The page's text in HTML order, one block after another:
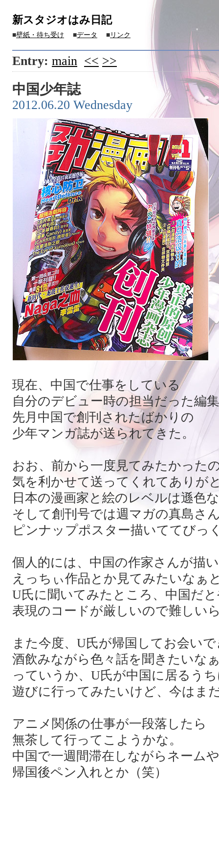
新スタジオはみ日記
■壁紙・待ち受け ■データ ■ リンク
Entry: main << >>
中国少年誌
2012.06.20 Wednesday
現在、中国で仕事をしている
自分のデビュー時の担当だった編
先月中国で創刊されたばかりの
少年マンガ誌が送られてきた。
おお、前から一度見てみたかった
気を利かせて送ってくれてありが
日本の漫画家と絵のレベルは遜色
そして創刊号では週マガの真島さ
ピンナップポスター描いててびっ
個人的には、中国の作家さんが描
えっちぃ作品とか見てみたいなぁ
U氏に聞いてみたところ、中国だ
表現のコードが厳しいので難し
また今度、U氏が帰国してお会い
酒飲みながら色々話を聞きたいな
っていうか、U氏が中国に居るう
遊びに行ってみたいけど、今は
アニメ関係の仕事が一段落したら
無茶して行ってこようかな。
中国で一週間滞在しながらネーム
帰国後ペン入れとか（笑）